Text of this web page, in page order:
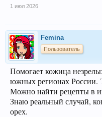
1 июл 2026
Femina
Пользователь
Помогает кожица
южных регионах России.
Можно найти рецепты в
Знаю реальный случай,
орех.